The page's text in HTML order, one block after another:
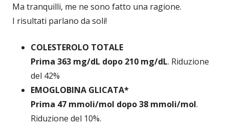
Ma tranquilli, me ne sono fatto una ragione.
I risultati parlano da soli!
COLESTEROLO TOTALE
Prima 363 mg/dL dopo 210 mg/dL. Riduzione
del 42%
EMOGLOBINA GLICATA*
Prima 47 mmoli/mol dopo 38 mmoli/mol.
Riduzione del 10%.